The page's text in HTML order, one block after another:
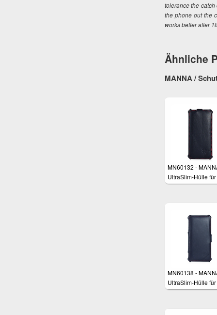
tolerance the
the phone out the
works better after
Ähnliche
MANNA /
MN60132 -
UltraSlim-Hülle für
iPhone 6 und 6s
MN60138 -
UltraSlim-Hülle für
iPhone 6 Plus mit